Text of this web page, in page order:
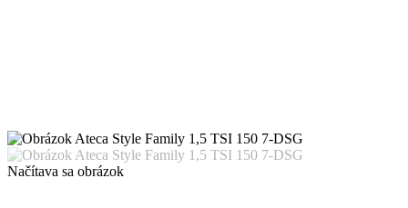
Načítava sa obrázok